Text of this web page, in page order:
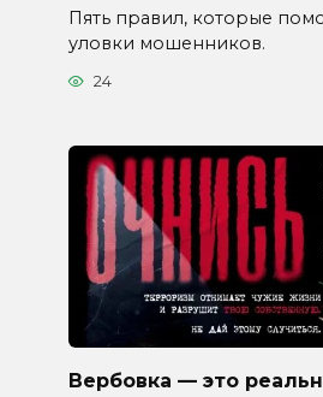
Пять правил, которые
уловки мошенников.
24
Вербовка — это